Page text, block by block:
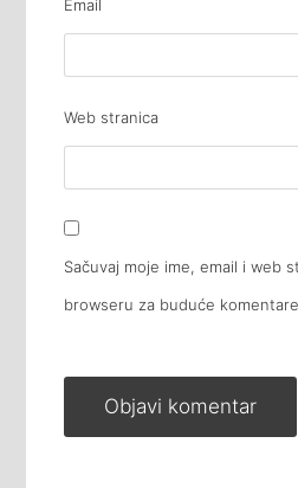
Email
Web stranica
Sačuvaj moje ime, email i web
browseru za buduće